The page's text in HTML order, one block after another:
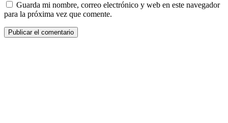
Guarda mi nombre, correo electrónico y web en este navegador
para la próxima vez que comente.